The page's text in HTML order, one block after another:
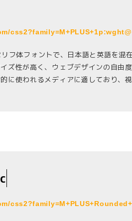
フ体フォントで、日本語と英語を
ズ性が高く、ウェブデザインの自由
に使われるメディアに適しており、